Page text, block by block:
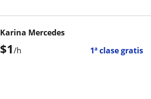
$1/h 1ª clase gratis
Karina Mercedes